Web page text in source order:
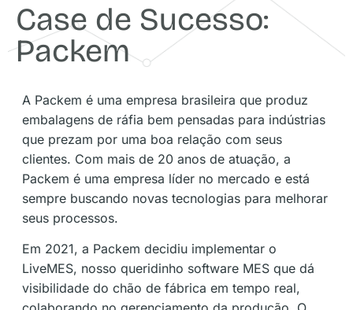
Case de Sucesso:
Packem
A Packem é uma empresa brasileira que produz
embalagens de ráfia bem pensadas para indústrias
que prezam por uma boa relação com seus
clientes. Com mais de 20 anos de atuação, a
Packem é uma empresa líder no mercado e está
sempre buscando novas tecnologias para melhorar
seus processos.
Em 2021, a Packem decidiu implementar o
LiveMES, nosso queridinho software MES que dá
visibilidade do chão de fábrica em tempo real,